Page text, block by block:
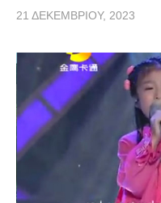
21 ΔΕΚΕΜΒΡΊΟΥ, 2023